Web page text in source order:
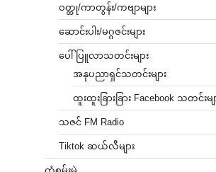
ဝတ္ထု/ကာတွန်း/ကဗျာများ
ဆောင်းပါး/မဂ္ဂဇင်းများ
ပေါ်ပြူလာသတင်းများ
အနုပညာရှင်သတင်းများ
ထူးထူးခြားခြား Facebook သတင်းမျ
သဇင် FM Radio
Tiktok ဆယ်လီများ